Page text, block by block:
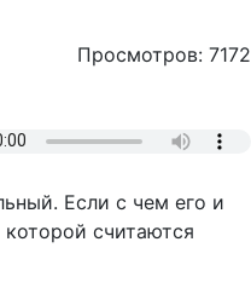
Просмотров: 7172
Если с чем его и
считаются